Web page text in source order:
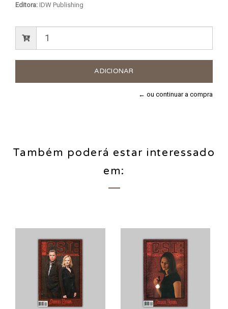
Editora: IDW Publishing
← ou continuar a compra
Também poderá estar interessado
em: